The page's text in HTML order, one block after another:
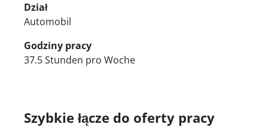
Dział
Automobil
Godziny pracy
37.5 Stunden pro Woche
Szybkie łącze do oferty pracy